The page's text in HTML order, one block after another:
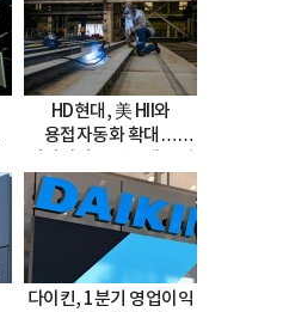
HD현대, 美 HII와
용접자동화 확대…
도입
다이킨, 1분기 영업이익